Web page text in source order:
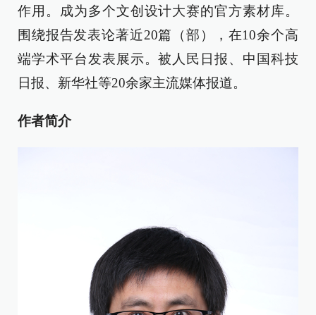
作用。成为多个文创设计大赛的官方素材库。
围绕报告发表论著近20篇（部），在10余个高
端学术平台发表展示。被人民日报、中国科技
日报、新华社等20余家主流媒体报道。
作者简介